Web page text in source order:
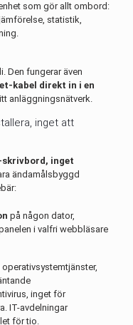
som gör allt ombord:
statistik,
Den fungerar även
kabel direkt in i en
anläggningsnätverk.
inget att
skrivbord, inget
ändamålsbyggd
på någon dator,
i valfri webbläsare
operativsystemtjänster,
inget för
IT-avdelningar
för tio.